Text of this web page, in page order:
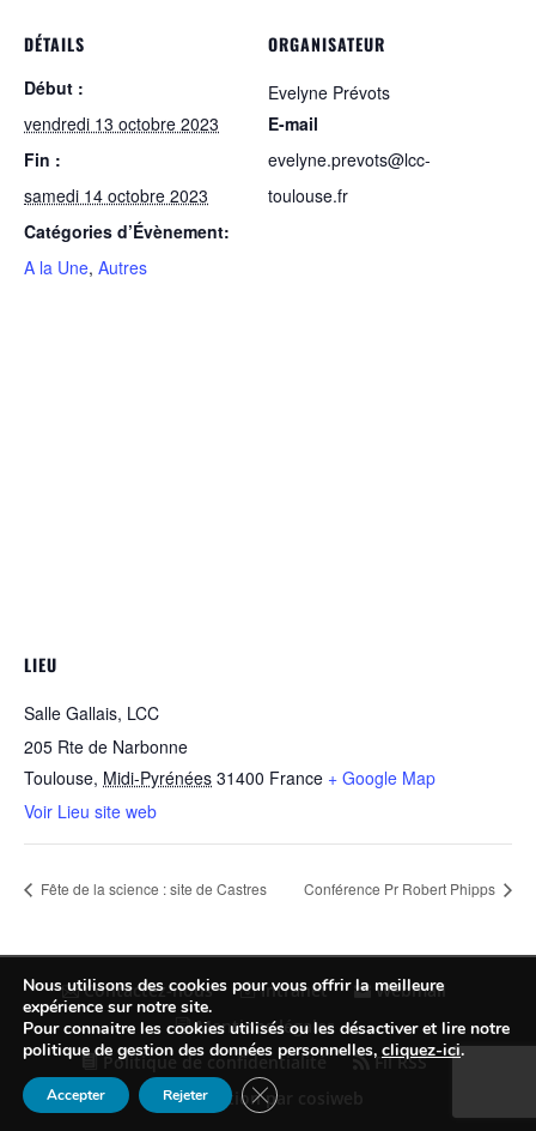
DÉTAILS
Début :
vendredi 13 octobre 2023
Fin :
samedi 14 octobre 2023
Catégories d’Évènement:
A la Une, Autres
ORGANISATEUR
Evelyne Prévots
E-mail
evelyne.prevots@lcc-
toulouse.fr
LIEU
Salle Gallais, LCC
205 Rte de Narbonne
Toulouse, Midi-Pyrénées 31400 France + Google Map
Voir Lieu site web
Fête de la science : site de Castres Conférence Pr Robert Phipps
Contactez-nous Intranet
Webmail
Mentions légales
Politique de confidentialité
Fil RSS
Conception par cosiweb
Nous utilisons des cookies pour vous offrir la meilleure
expérience sur notre site.
Pour connaitre les cookies utilisés ou les désactiver et lire notre
politique de gestion des données personnelles, cliquez-ici.
Accepter Rejeter Fermer la bannière des cookies